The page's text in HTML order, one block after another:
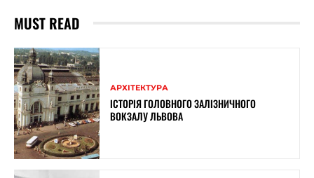
MUST READ
АРХІТЕКТУРА
ІСТОРІЯ ГОЛОВНОГО ЗАЛІЗНИЧНОГО
ВОКЗАЛУ ЛЬВОВА